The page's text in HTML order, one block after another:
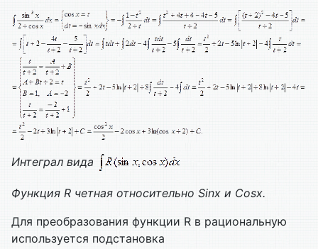
Интеграл вида
Функция R четная относительно Sinx и Cosx.
Для преобразования функции R в рациональную
используется подстановка